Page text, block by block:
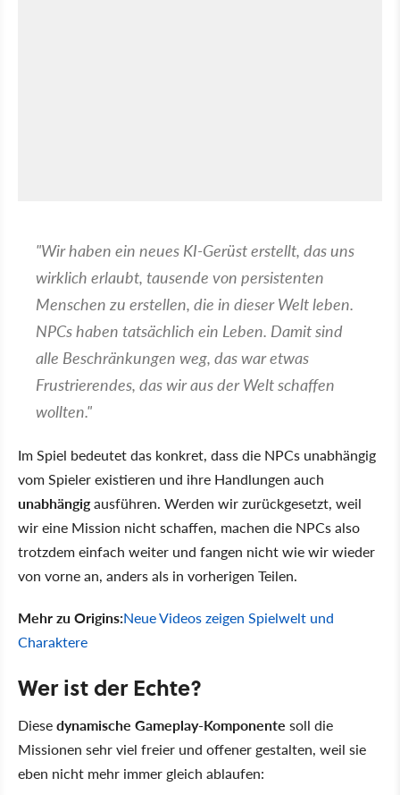
"Wir haben ein neues KI-Gerüst erstellt, das uns
wirklich erlaubt, tausende von persistenten
Menschen zu erstellen, die in dieser Welt leben.
NPCs haben tatsächlich ein Leben. Damit sind
alle Beschränkungen weg, das war etwas
Frustrierendes, das wir aus der Welt schaffen
wollten."
Im Spiel bedeutet das konkret, dass die NPCs unabhängig
vom Spieler existieren und ihre Handlungen auch
unabhängigausführen. Werden wir zurückgesetzt, weil
wir eine Mission nicht schaffen, machen die NPCs also
trotzdem einfach weiter und fangen nicht wie wir wieder
von vorne an, anders als in vorherigen Teilen.
Mehr zu Origins:Neue Videos zeigen Spielwelt und
Charaktere
Wer ist der Echte?
Diesedynamische Gameplay-Komponente soll die
Missionen sehr viel freier und offener gestalten, weil sie
eben nicht mehr immer gleich ablaufen: